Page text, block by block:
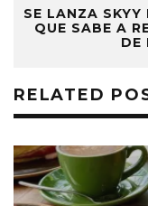
SE LANZA
QUE SABE A
DE
RELATED